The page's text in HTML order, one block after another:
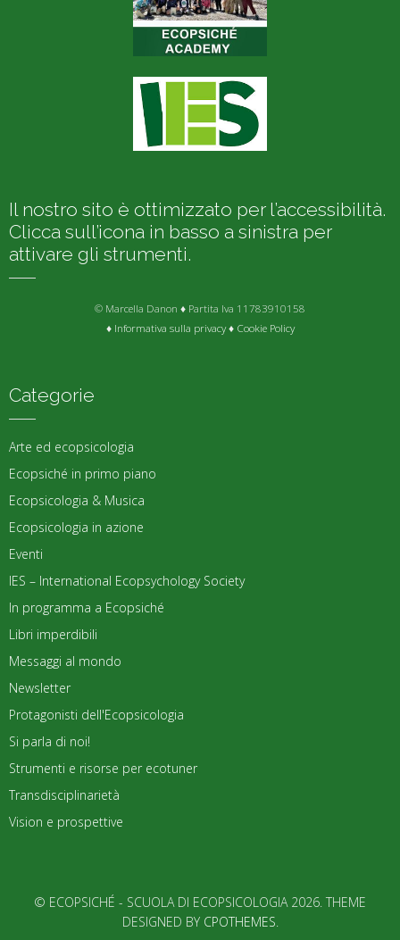
Il nostro sito è ottimizzato per l’accessibilità.
Clicca sull’icona in basso a sinistra per
attivare gli strumenti.
© Marcella Danon ♦ Partita Iva 11783910158
♦ Informativa sulla privacy♦ Cookie Policy
Categorie
Arte ed ecopsicologia
Ecopsiché in primo piano
Ecopsicologia & Musica
Ecopsicologia in azione
Eventi
IES – International Ecopsychology Society
In programma a Ecopsiché
Libri imperdibili
Messaggi al mondo
Newsletter
Protagonisti dell'Ecopsicologia
Si parla di noi!
Strumenti e risorse per ecotuner
Transdisciplinarietà
Vision e prospettive
© ECOPSICHÉ - SCUOLA DI ECOPSICOLOGIA 2026. THEME
DESIGNED BY CPOTHEMES.